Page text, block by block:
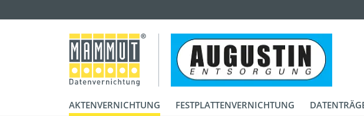
AKTENVERNICHTUNG FESTPLATTENVERNICHTUNG